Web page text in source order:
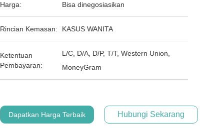
Harga: Bisa dinegosiasikan
Rincian Kemasan: KASUS WANITA
Ketentuan
Pembayaran:
L/C, D/A, D/P, T/T, Western Union,
MoneyGram
Dapatkan Harga Terbaik Hubungi Sekarang